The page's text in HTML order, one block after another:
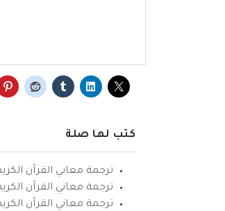
كتب لها صلة
ترجمة معاني القرآن
ترجمة معاني القرآن
ترجمة معاني القرآن